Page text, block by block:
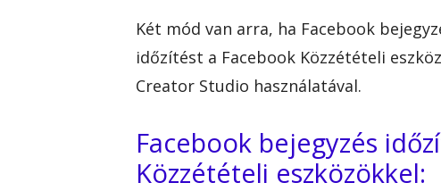
Két mód van arra, ha Facebook
időzítést a Facebook Közzétételi
Creator Studio használatával.
Facebook bejegyzés
Közzétételi eszközökkel: